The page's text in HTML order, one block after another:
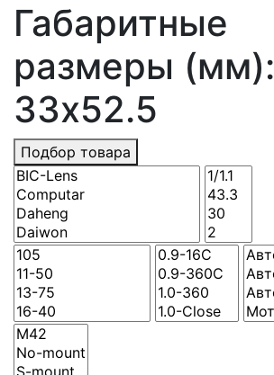
Габаритные
размеры (мм):
33x52.5
Подбор товара